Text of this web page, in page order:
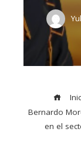
Bernardo
en el